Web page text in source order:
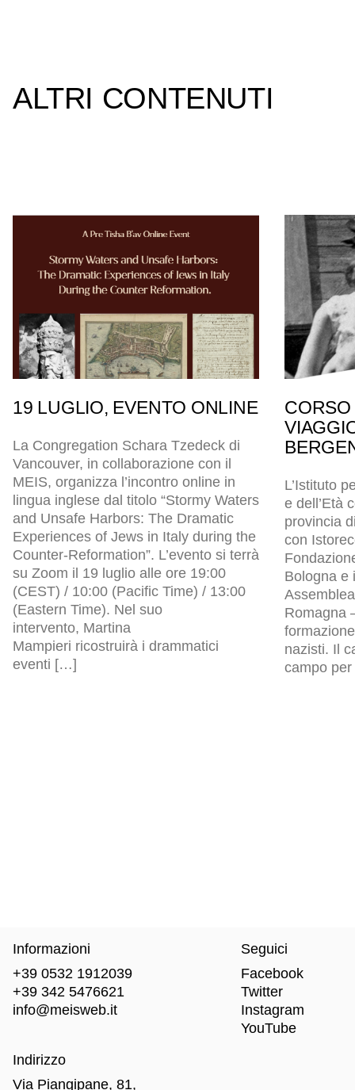
ALTRI CONTENUTI
19 LUGLIO, EVENTO ONLINE
La Congregation Schara Tzedeck di
Vancouver, in collaborazione con il
MEIS, organizza l’incontro online in
lingua inglese dal titolo “Stormy Waters
and Unsafe Harbors: The Dramatic
Experiences of Jews in Italy during the
Counter-Reformation”. L’evento si terrà
su Zoom il 19 luglio alle ore 19:00
(CEST) / 10:00 (Pacific Time) / 13:00
(Eastern Time). Nel suo
intervento, Martina
Mampieri ricostruirà i drammatici
eventi […]
L’Istituto
e dell’Età
provincia
con
Bologna e
Romagna
nazisti. Il
campo
Informazioni
+39 0532 1912039
+39 342 5476621
info@meisweb.it
Indirizzo
Via Piangipane, 81,
Seguici
Facebook
Twitter
Instagram
YouTube